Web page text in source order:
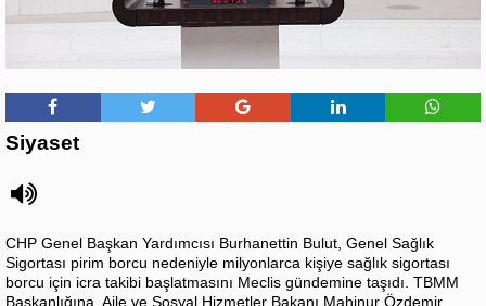
Siyaset
CHP Genel Başkan Yardımcısı Burhanettin Bulut, Genel Sağlık
Sigortası pirim borcu nedeniyle milyonlarca kişiye sağlık sigortası
borcu için icra takibi başlatmasını Meclis gündemine taşıdı. TBMM
Başkanlığına, Aile ve Sosyal Hizmetler Bakanı Mahinur Özdemir